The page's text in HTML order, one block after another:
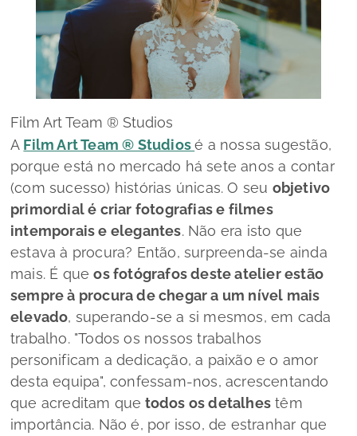
Film Art Team ® Studios
A Film Art Team ® Studiosé a nossa sugestão,
porque está no mercado há sete anos a contar
(com sucesso) histórias únicas. O seu objetivo
primordial é criar fotografias e filmes
intemporais e elegantes. Não era isto que
estava à procura? Então, surpreenda-se ainda
mais. É queos fotógrafos deste atelier estão
sempre à procura de chegar a um nível mais
elevado, superando-se a si mesmos, em cada
trabalho. "Todos os nossos trabalhos
personificam a dedicação, a paixão e o amor
desta equipa", confessam-nos, acrescentando
que acreditam que todos os detalhes têm
importância. Não é, por isso, de estranhar que